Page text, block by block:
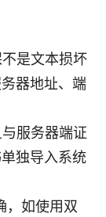
是文本损坏
器地址、端
服务器端证
独导入系统
，如使用双